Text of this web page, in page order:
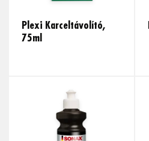
Plexi Karceltávolító,
75ml